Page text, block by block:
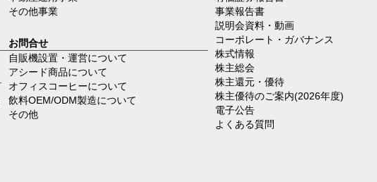
その他事業
お問合せ
自販機設置・運営について
アシード商品について
オフィスコーヒーについて
飲料OEM/ODM製造について
その他
事業報告書
説明会資料・動画
コーポレート・ガバナンス
株式情報
株主総会
株主還元・優待
株主優待のご案内(2026年度)
電子公告
よくある質問